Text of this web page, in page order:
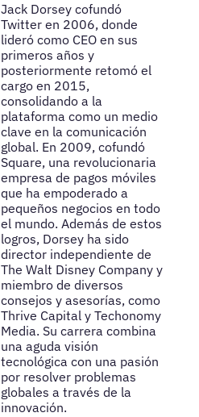
Jack Dorsey cofundó
Twitter en 2006, donde
lideró como CEO en sus
primeros años y
posteriormente retomó el
cargo en 2015,
consolidando a la
plataforma como un medio
clave en la comunicación
global. En 2009, cofundó
Square, una revolucionaria
empresa de pagos móviles
que ha empoderado a
pequeños negocios en todo
el mundo. Además de estos
logros, Dorsey ha sido
director independiente de
The Walt Disney Company y
miembro de diversos
consejos y asesorías, como
Thrive Capital y Techonomy
Media. Su carrera combina
una aguda visión
tecnológica con una pasión
por resolver problemas
globales a través de la
innovación.